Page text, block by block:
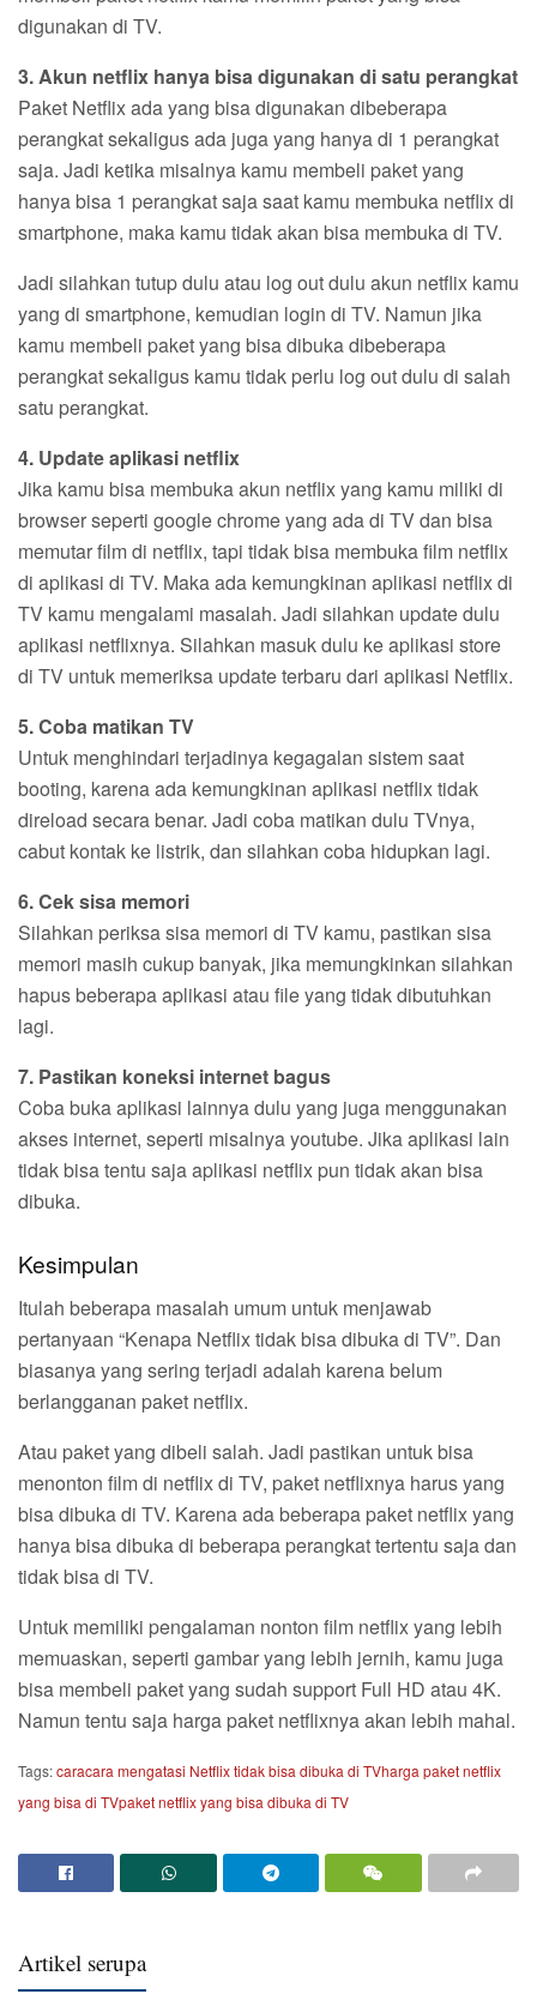
digunakan di TV.
3. Akun netflix hanya bisa digunakan di satu perangkat
Paket Netflix ada yang bisa digunakan dibeberapa
perangkat sekaligus ada juga yang hanya di 1 perangkat
saja. Jadi ketika misalnya kamu membeli paket yang
hanya bisa 1 perangkat saja saat kamu membuka netflix di
smartphone, maka kamu tidak akan bisa membuka di TV.
Jadi silahkan tutup dulu atau log out dulu akun netflix kamu
yang di smartphone, kemudian login di TV. Namun jika
kamu membeli paket yang bisa dibuka dibeberapa
perangkat sekaligus kamu tidak perlu log out dulu di salah
satu perangkat.
4. Update aplikasi netflix
Jika kamu bisa membuka akun netflix yang kamu miliki di
browser seperti google chrome yang ada di TV dan bisa
memutar film di netflix, tapi tidak bisa membuka film netflix
di aplikasi di TV. Maka ada kemungkinan aplikasi netflix di
TV kamu mengalami masalah. Jadi silahkan update dulu
aplikasi netflixnya. Silahkan masuk dulu ke aplikasi store
di TV untuk memeriksa update terbaru dari aplikasi Netflix.
5. Coba matikan TV
Untuk menghindari terjadinya kegagalan sistem saat
booting, karena ada kemungkinan aplikasi netflix tidak
direload secara benar. Jadi coba matikan dulu TVnya,
cabut kontak ke listrik, dan silahkan coba hidupkan lagi.
6. Cek sisa memori
Silahkan periksa sisa memori di TV kamu, pastikan sisa
memori masih cukup banyak, jika memungkinkan silahkan
hapus beberapa aplikasi atau file yang tidak dibutuhkan
lagi.
7. Pastikan koneksi internet bagus
Coba buka aplikasi lainnya dulu yang juga menggunakan
akses internet, seperti misalnya youtube. Jika aplikasi lain
tidak bisa tentu saja aplikasi netflix pun tidak akan bisa
dibuka.
Kesimpulan
Itulah beberapa masalah umum untuk menjawab
pertanyaan “Kenapa Netflix tidak bisa dibuka di TV”. Dan
biasanya yang sering terjadi adalah karena belum
berlangganan paket netflix.
Atau paket yang dibeli salah. Jadi pastikan untuk bisa
menonton film di netflix di TV, paket netflixnya harus yang
bisa dibuka di TV. Karena ada beberapa paket netflix yang
hanya bisa dibuka di beberapa perangkat tertentu saja dan
tidak bisa di TV.
Untuk memiliki pengalaman nonton film netflix yang lebih
memuaskan, seperti gambar yang lebih jernih, kamu juga
bisa membeli paket yang sudah support Full HD atau 4K.
Namun tentu saja harga paket netflixnya akan lebih mahal.
Tags:caracara mengatasi Netflix tidak bisa dibuka di TVharga paket netflix
yang bisa di TVpaket netflix yang bisa dibuka di TV
Artikel serupa